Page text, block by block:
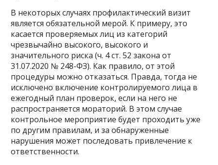
В некоторых случаях профилактический визит
является обязательной мерой. К примеру, это
касается проверяемых лиц из категорий
чрезвычайно высокого, высокого и
значительного риска (ч. 4 ст. 52 закона от
31.07.2020 № 248-ФЗ). Как правило, от этой
процедуры можно отказаться. Правда, тогда не
исключено включение контролируемого лица в
ежегодный план проверок, если на него не
распространяется мораторий. В этом случае
контрольное мероприятие будет проходить уже
по другим правилам, и за обнаруженные
нарушения может последовать привлечение к
ответственности.